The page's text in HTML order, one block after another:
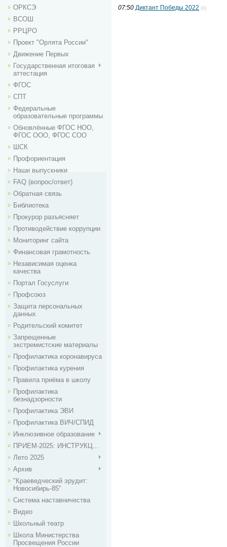
ОРКСЭ
ВСОШ
РРЦРО
Проект "Орлята России"
Движение Первых
Государственная итоговая
аттестация
ФГОС
СПТ
Федеральные
образовательные программы
Обновлённые ФГОС НОО,
ФГОС ООО, ФГОС СОО
ШСК
Профориентация
Наши выпускники
FAQ (вопрос/ответ)
Обратная связь
Библиотека
Прокурор разъясняет
Противодействие коррупции
Мониторинг сайта
Финансовая грамотность
Независимая оценка
качества
Портал Госуслуги
Профсоюз
Защита персональных
данных
Родительский комитет
Запрещенные
экстремистские материалы
Профилактика коронавируса
Профилактика курения
Правила приёма в школу
Профилактика
безнадзорности
Профилактика ЭВИ
Профилактика ВИЧ/СПИД
Инклюзивное образование
ПРИЕМ-2025: ИНСТРУКЦ...
Лето 2025
Архив
"Краеведческий эрудит:
Новосибирь-85"
Система наставничества
Видео
Школьный театр
Школа Министерства
Просвещения России
07:50 Диктант Победы 2022 (0)